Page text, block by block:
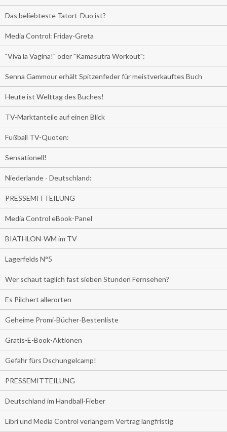
Das beliebteste Tatort-Duo ist?
Media Control: Friday-Greta
"Viva la Vagina!" oder "Kamasutra Workout":
Senna Gammour erhält Spitzenfeder für meistverkauftes Buch
Heute ist Welttag des Buches!
TV-Marktanteile auf einen Blick
Fußball TV-Quoten:
Sensationell!
Niederlande - Deutschland:
PRESSEMITTEILUNG
Media Control eBook-Panel
BIATHLON-WM im TV
Lagerfelds N°5
Wer schaut täglich fast sieben Stunden Fernsehen?
Es Pilchert allerorten
Geheime Promi-Bücher-Bestenliste
Gratis-E-Book-Aktionen
Gefahr fürs Dschungelcamp!
PRESSEMITTEILUNG
Deutschland im Handball-Fieber
Libri und Media Control verlängern Vertrag langfristig